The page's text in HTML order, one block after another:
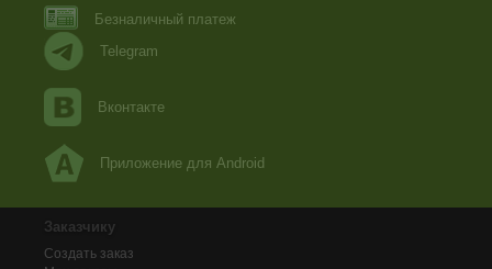
Безналичный платеж
Telegram
Вконтакте
Приложение для Android
Заказчику
Создать заказ